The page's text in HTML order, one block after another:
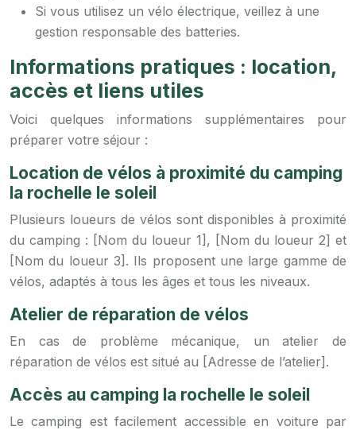
Si vous utilisez un vélo électrique, veillez à une
gestion responsable des batteries.
Informations pratiques : location,
accès et liens utiles
Voici quelques informations supplémentaires pour
préparer votre séjour :
Location de vélos à proximité du camping
la rochelle le soleil
Plusieurs loueurs de vélos sont disponibles à proximité
du camping : [Nom du loueur 1], [Nom du loueur 2] et
[Nom du loueur 3]. Ils proposent une large gamme de
vélos, adaptés à tous les âges et tous les niveaux.
Atelier de réparation de vélos
En cas de problème mécanique, un atelier de
réparation de vélos est situé au [Adresse de l’atelier].
Accès au camping la rochelle le soleil
Le camping est facilement accessible en voiture par